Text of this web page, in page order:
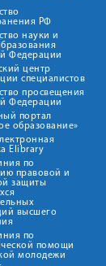
РФ
науки и
Федерации
центр
специалистов
просвещения
Федерации
портал
образование»
Elibrary
по
правовой и
защиты
высшего
по
помощи
молодежи